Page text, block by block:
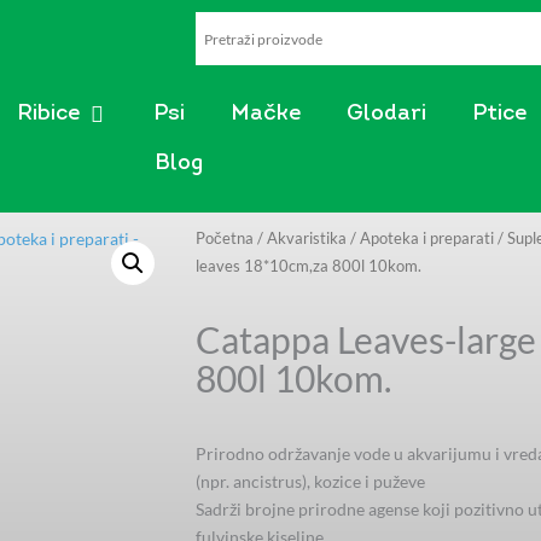
Ribice OPEN RIBICE
Psi Mačke Glodari Ptice
Blog
Početna /Akvaristika /Apoteka i preparati/
leaves 18*10cm,za 800l 10kom.
Catappa Leaves-
800l 10kom.
Prirodno održavanje vode u akvarijumu i
(npr. ancistrus), kozice i puževe
Sadrži brojne prirodne agense koji pozitivno
fulvinske kiseline